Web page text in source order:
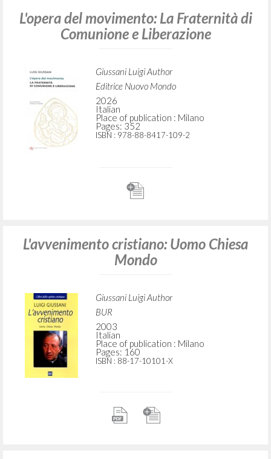
L'opera del movimento: La Fraternità di
Comunione e Liberazione
Giussani Luigi Author
Editrice Nuovo Mondo
2026
Italian
Place of publication : Milano
Pages: 352
ISBN : 978-88-8417-109-2
L'avvenimento cristiano: Uomo Chiesa
Mondo
Giussani Luigi Author
BUR
2003
Italian
Place of publication : Milano
Pages: 160
ISBN : 88-17-10101-X